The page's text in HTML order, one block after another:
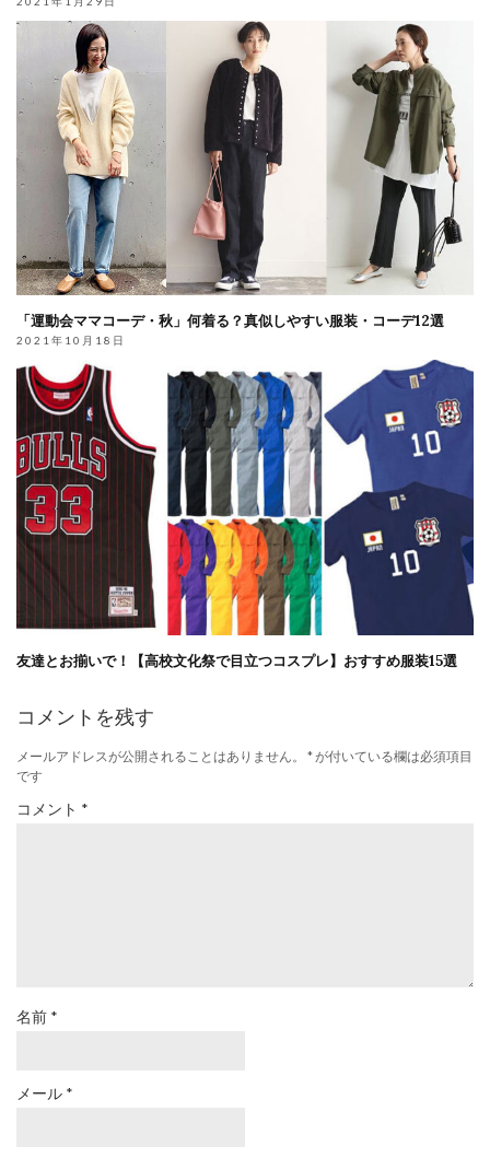
「運動会ママコーデ・秋」何着る？真似しやすい服装・コーデ12選
2021年10月18日
友達とお揃いで！【高校文化祭で目立つコスプレ】おすすめ服装15選
コメントを残す
メールアドレスが公開されることはありません。 *が付いている欄は必須項目
です
コメント *
名前 *
メール *